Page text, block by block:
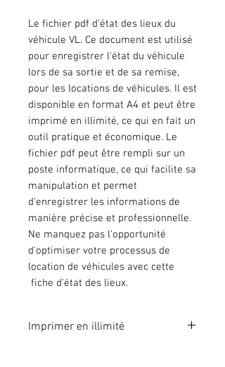
Le fichier pdf d'état des lieux du
véhicule VL. Ce document est utilisé
pour enregistrer l'état du véhicule
lors de sa sortie et de sa remise,
pour les locations de véhicules. Il est
disponible en format A4 et peut être
imprimé en illimité, ce qui en fait un
outil pratique et économique. Le
fichier pdf peut être rempli sur un
poste informatique, ce qui facilite sa
manipulation et permet
d'enregistrer les informations de
manière précise et professionnelle.
Ne manquez pas l'opportunité
d'optimiser votre processus de
location de véhicules avec cette
fiche d'état des lieux.
Imprimer en illimité